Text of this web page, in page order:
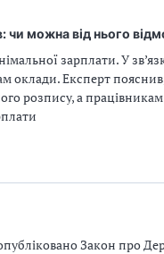
чи можна від нього
зарплати. У
оклади. Експерт
розпису, а
Закон про